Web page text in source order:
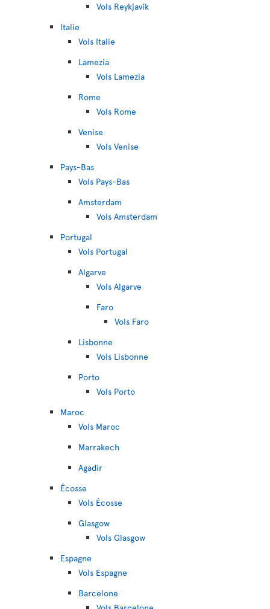
Vols Reykjavík
Italie
Vols Italie
Lamezia
Vols Lamezia
Rome
Vols Rome
Venise
Vols Venise
Pays-Bas
Vols Pays-Bas
Amsterdam
Vols Amsterdam
Portugal
Vols Portugal
Algarve
Vols Algarve
Faro
Vols Faro
Lisbonne
Vols Lisbonne
Porto
Vols Porto
Maroc
Vols Maroc
Marrakech
Agadir
Écosse
Vols Écosse
Glasgow
Vols Glasgow
Espagne
Vols Espagne
Barcelone